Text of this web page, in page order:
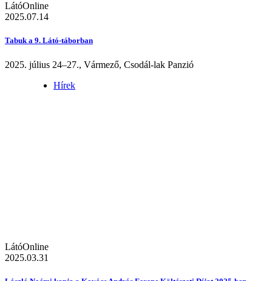
LátóOnline
2025.07.14
Tabuk a 9. Látó-táborban
2025. július 24–27., Vármező, Csodál-lak Panzió
Hírek
LátóOnline
2025.03.31